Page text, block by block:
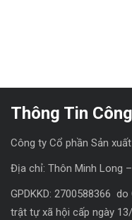
Thông Tin
Công ty Cổ phần Sản
Địa chỉ: Thôn Minh Long
GPDKKD: 2700588366
trật tự xã hội cấp ngày